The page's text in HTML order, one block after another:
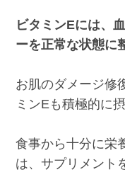
ビタミンEには、
ーを正常な状態に
お肌のダメージ修
ミンEも積極的に
食事から十分に栄
は、サプリメント